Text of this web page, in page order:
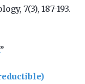
7(3), 187-193.
”